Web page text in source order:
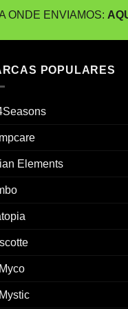
ONDE ENVIAMOS:
POPULARES
Elements